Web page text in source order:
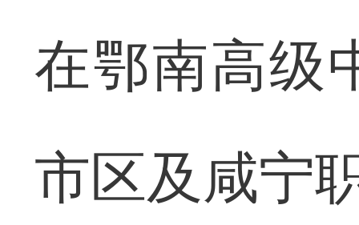
在鄂南高级
市区及咸宁